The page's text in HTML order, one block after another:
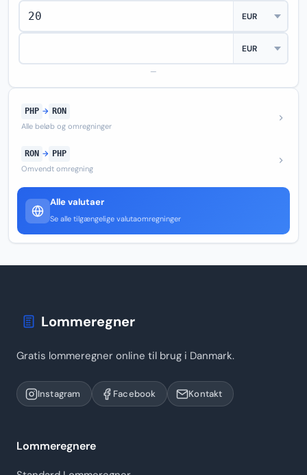
—
PHP → RON
Alle beløb og omregninger
RON → PHP
Omvendt omregning
Alle valutaer
Se alle tilgængelige valutaomregninger
Lommeregner
Gratis lommeregner online til brug i Danmark.
Instagram Facebook Kontakt
Lommeregnere